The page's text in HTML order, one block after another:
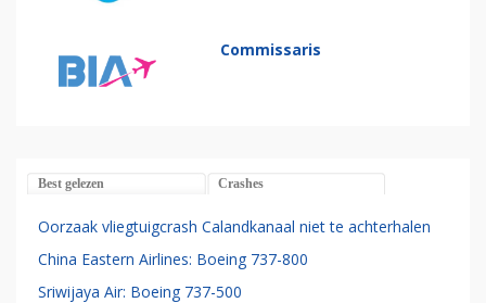
Commissaris
Best gelezen Crashes
Oorzaak vliegtuigcrash Calandkanaal niet te achterhalen
China Eastern Airlines: Boeing 737-800
Sriwijaya Air: Boeing 737-500